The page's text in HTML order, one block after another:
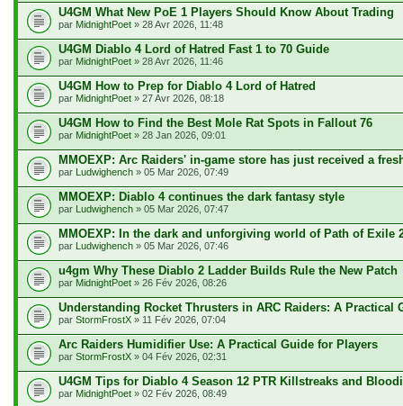
U4GM What New PoE 1 Players Should Know About Trading
par MidnightPoet » 28 Avr 2026, 11:48
U4GM Diablo 4 Lord of Hatred Fast 1 to 70 Guide
par MidnightPoet » 28 Avr 2026, 11:46
U4GM How to Prep for Diablo 4 Lord of Hatred
par MidnightPoet » 27 Avr 2026, 08:18
U4GM How to Find the Best Mole Rat Spots in Fallout 76
par MidnightPoet » 28 Jan 2026, 09:01
MMOEXP: Arc Raiders' in-game store has just received a
par Ludwighench » 05 Mar 2026, 07:49
MMOEXP: Diablo 4 continues the dark fantasy style
par Ludwighench » 05 Mar 2026, 07:47
MMOEXP: In the dark and unforgiving world of Path of Exile
par Ludwighench » 05 Mar 2026, 07:46
u4gm Why These Diablo 2 Ladder Builds Rule the New Patch
par MidnightPoet » 26 Fév 2026, 08:26
Understanding Rocket Thrusters in ARC Raiders: A Practical
par StormFrostX » 11 Fév 2026, 07:04
Arc Raiders Humidifier Use: A Practical Guide for Players
par StormFrostX » 04 Fév 2026, 02:31
U4GM Tips for Diablo 4 Season 12 PTR Killstreaks and
par MidnightPoet » 02 Fév 2026, 08:49